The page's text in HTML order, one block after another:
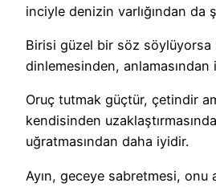
inciyle denizin varlığından da
Birisi güzel bir söz söylüyorsa
dinlemesinden, anlamasından
Oruç tutmak güçtür, çetindir
kendisinden
uğratmasından daha iyidir.
Ayın, geceye sabretmesi, onu